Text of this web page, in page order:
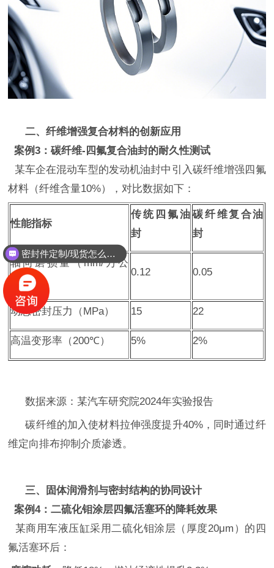
二、纤维增强复合材料的创新应用
‌案例3：碳纤维-四氟复合油封的耐久性测试
某车企在混动车型的发动机油封中引入碳纤维增强四氟
材料（纤维含量10%），对比数据如下：
性能指标
传统四氟油
封
碳纤维复合油
封
轴向磨损量（mm/万公
里）
0.12 0.05
动态密封压力（MPa） 15 22
高温变形率（200℃） 5% 2%
数据来源：某汽车研究院2024年实验报告‌
碳纤维的加入使材料拉伸强度提升40%，同时通过纤
维定向排布抑制介质渗透‌。
三、固体润滑剂与密封结构的协同设计
‌案例4：二硫化钼涂层四氟活塞环的降耗效果
某商用车液压缸采用二硫化钼涂层（厚度20μm）的四
氟活塞环后：
能定制耐高温耐腐蚀密封件吗？